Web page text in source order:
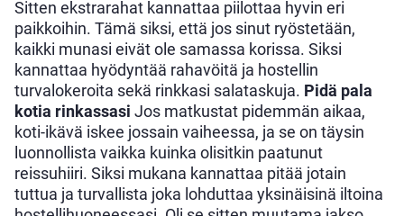
Sitten ekstrarahat kannattaa piilottaa hyvin eri
paikkoihin. Tämä siksi, että jos sinut ryöstetään,
kaikki munasi eivät ole samassa korissa. Siksi
kannattaa hyödyntää rahavöitä ja hostellin
turvalokeroita sekä rinkkasi salataskuja. Pidä pala
kotia rinkassasi Jos matkustat pidemmän aikaa,
koti-ikävä iskee jossain vaiheessa, ja se on täysin
luonnollista vaikka kuinka olisitkin paatunut
reissuhiiri. Siksi mukana kannattaa pitää jotain
tuttua ja turvallista joka lohduttaa yksinäisinä iltoina